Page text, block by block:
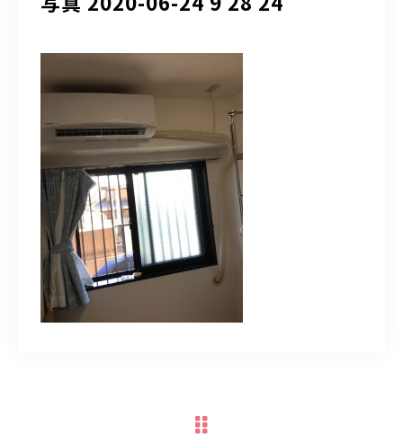
法人のお客様
プロパートナー募集
スポットスタッフ募集中
080-9122-1616
受付時間 08：00～19：00